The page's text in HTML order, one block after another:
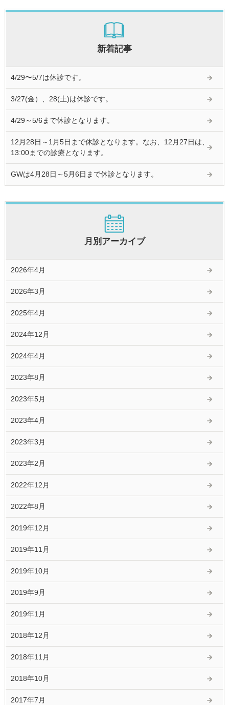
新着記事
4/29〜5/7は休診です。
3/27(金）、28(土)は休診です。
4/29～5/6まで休診となります。
12月28日～1月5日まで休診となります。なお、12月27日は、
13:00までの診療となります。
GWは4月28日～5月6日まで休診となります。
月別アーカイブ
2026年4月
2026年3月
2025年4月
2024年12月
2024年4月
2023年8月
2023年5月
2023年4月
2023年3月
2023年2月
2022年12月
2022年8月
2019年12月
2019年11月
2019年10月
2019年9月
2019年1月
2018年12月
2018年11月
2018年10月
2017年7月